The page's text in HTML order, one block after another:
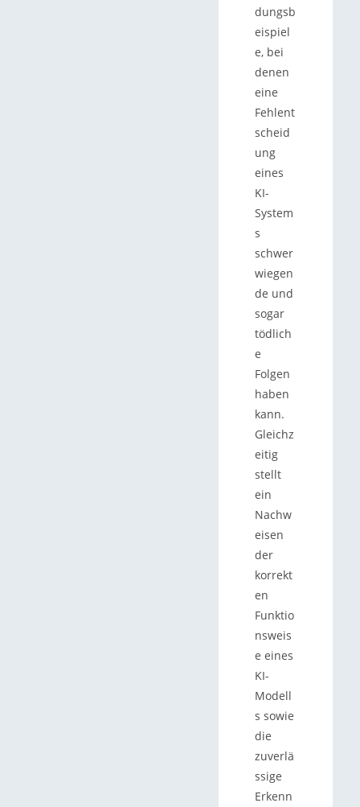
dungsb
eispiel
e, bei
denen
eine
Fehlent
scheid
ung
eines
KI-
System
s
schwer
wiegen
de und
sogar
tödlich
e
Folgen
haben
kann.
Gleichz
eitig
stellt
ein
Nachw
eisen
der
korrekt
en
Funktio
nsweis
e eines
KI-
Modell
s sowie
die
zuverlä
ssige
Erkenn